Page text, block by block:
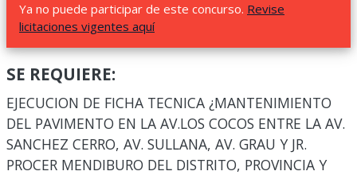
Ya no puede participar de este concurso. Revise
licitaciones vigentes aquí
SE REQUIERE:
EJECUCION DE FICHA TECNICA ¿MANTENIMIENTO
DEL PAVIMENTO EN LA AV.LOS COCOS ENTRE LA AV.
SANCHEZ CERRO, AV. SULLANA, AV. GRAU Y JR.
PROCER MENDIBURO DEL DISTRITO, PROVINCIA Y